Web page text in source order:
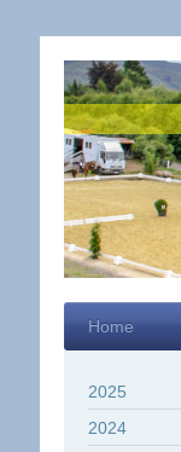
Home
2025
2024